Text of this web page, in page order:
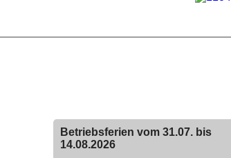
Betriebsferien vom 31.07. bis
14.08.2026